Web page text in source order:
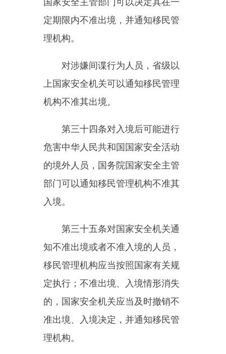
第三十八条对违反本法规定，
需要对危害后果进行评估的，由国
家保密部门或者省、自治区、直辖
市保密部门按照程序在一定期限内
第三十九条国家安全机关经调
查，发现间谍行为涉嫌犯罪的，应
当依照《中华人民共和国刑事诉讼
法》的规定立案侦查。
第四章保障与监督
第四十条国家安全机关工作人
员依法履行职责，受法律保护。
第四十一条国家安全机关依法
调查间谍行为，邮政、快递等物流
运营单位和电信业务经营者、互联
网服务提供者应当提供必要的支持
和协助。